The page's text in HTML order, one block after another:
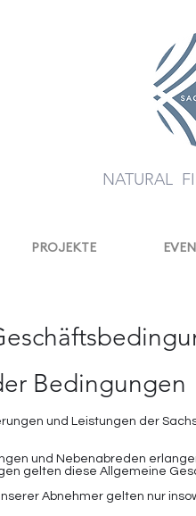
NATURAL
PROJEKTE
Bedingungen
und Leistungen der
und Nebenabreden
gelten diese Allgemeine
Abnehmer gelten nur